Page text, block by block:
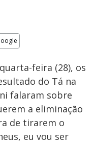
feira (28), os
do Tá na
falaram sobre
a eliminação
de tirarem o
eu vou ser